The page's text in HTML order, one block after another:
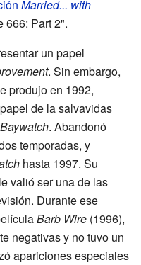
Married... with
666: Part 2".
un papel
. Sin embargo,
produjo en 1992,
de la salvavidas
Baywatch. Abandonó
temporadas, y
hasta 1997. Su
valió ser una de las
Durante ese
Barb Wire (1996),
negativas y no tuvo un
apariciones especiales